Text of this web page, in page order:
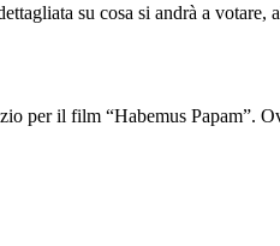
su cosa si andrà a votare,
per il film “Habemus Papam”.